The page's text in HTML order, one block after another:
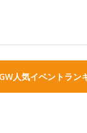
人気イベントラン